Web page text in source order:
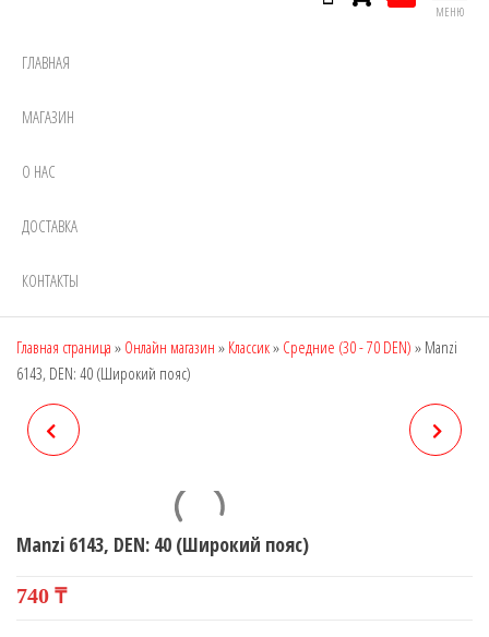
МЕНЮ
ГЛАВНАЯ
МАГАЗИН
О НАС
ДОСТАВКА
КОНТАКТЫ
Главная страница » Онлайн магазин » Классик» Средние (30 - 70 DEN) » Manzi
6143, DEN: 40 (Широкий пояс)
Manzi 6143, DEN: 40 (Широкий пояс)
740 ₸